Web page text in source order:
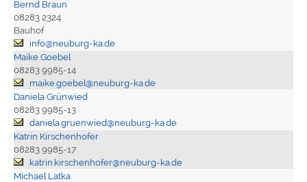
Bernd Braun
08283 2324
Bauhof
info@neuburg-ka.de
Maike Goebel
08283 9985-14
maike.goebel@neuburg-ka.de
Daniela Grünwied
08283 9985-13
daniela.gruenwied@neuburg-ka.de
Katrin Kirschenhofer
08283 9985-17
katrin.kirschenhofer@neuburg-ka.de
Michael Latka